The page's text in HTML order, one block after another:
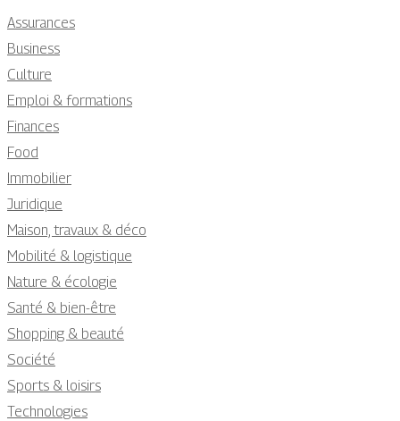
Assurances
Business
Culture
Emploi & formations
Finances
Food
Immobilier
Juridique
Maison, travaux & déco
Mobilité & logistique
Nature & écologie
Santé & bien-être
Shopping & beauté
Société
Sports & loisirs
Technologies